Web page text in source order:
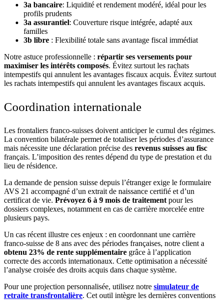
3a bancaire: Liquidité et rendement modéré, idéal pour les
profils prudents
3a assurantiel: Couverture risque intégrée, adapté aux
familles
3b libre : Flexibilité totale sans avantage fiscal immédiat
Notre astuce professionnelle : répartir ses versements pour
maximiser les intérêts composés. Évitez surtout les rachats
intempestifs qui annulent les avantages fiscaux acquis. Évitez surtout
les rachats intempestifs qui annulent les avantages fiscaux acquis.
Coordination internationale
Les frontaliers franco-suisses doivent anticiper le cumul des régimes.
La convention bilatérale permet de totaliser les périodes d’assurance
mais nécessite une déclaration précise des revenus suisses au fisc
français. L’imposition des rentes dépend du type de prestation et du
lieu de résidence.
La demande de pension suisse depuis l’étranger exige le formulaire
AVS 21 accompagné d’un extrait de naissance certifié et d’un
certificat de vie. Prévoyez 6 à 9 mois de traitement pour les
dossiers complexes, notamment en cas de carrière morcelée entre
plusieurs pays.
Un cas récent illustre ces enjeux : en coordonnant une carrière
franco-suisse de 8 ans avec des périodes françaises, notre client a
obtenu 23% de rente supplémentaire grâce à l’application
correcte des accords internationaux. Cette optimisation a nécessité
l’analyse croisée des droits acquis dans chaque système.
Pour une projection personnalisée, utilisez notre simulateur de
retraite transfrontalière. Cet outil intègre les dernières conventions